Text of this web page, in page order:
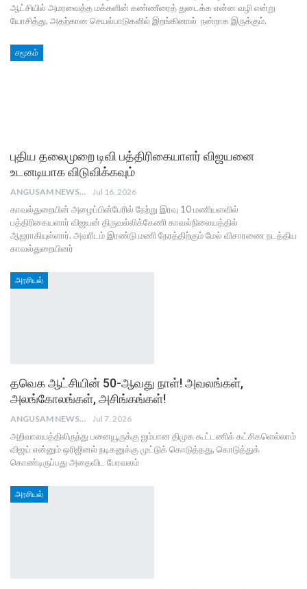
ஆட்சியில் அமரவைத்த மக்களின் கண்ணீரைத் துடைக்க என்ன வழி என்று
யோசித்து, அதற்கான செயல்பாடுகளில் இறங்கினால் நன்றாக இருக்கும்.
சமூகம்
புதிய தலைமுறை டிவி பத்திரிகையாளர் விஜயனை
உடனடியாக விடுவிக்கவும்
ANGUSAM NEWS Jul 16, 2026
காவல்துறையின் அழைப்பின்பேரில் நேற்று இரவு 10 மணியளவில்
பத்திரிகையளார் விஜயன் திருவல்லிக்கேணி காவல்நிலையத்தில்
ஆஜராகியுள்ளார். அவரிடம் இரண்டு மணி நேரத்திற்கும் மேல் விசாரணை நடத்திய
காவல்துறையினர்
அரசியல்
தவெக ஆட்சியின் 50-ஆவது நாள்! அவலங்கள்,
அலங்கோலங்கள், அசிங்கங்கள்!
ANGUSAM NEWS Jul 7, 2026
அறிவாலயத்திலிருந்து பனையூருக்கு ஜம்பான திமுக கூட்டணிக் கட்சிகளெல்லாம்
விஜய் என்னும் ஒரிஜினல் நடிகனுக்கு முட்டுக் கொடுத்தது, கொடுத்துக்
கொண்டிருப்பது அதைவிட பேரவலம்
அரசியல்